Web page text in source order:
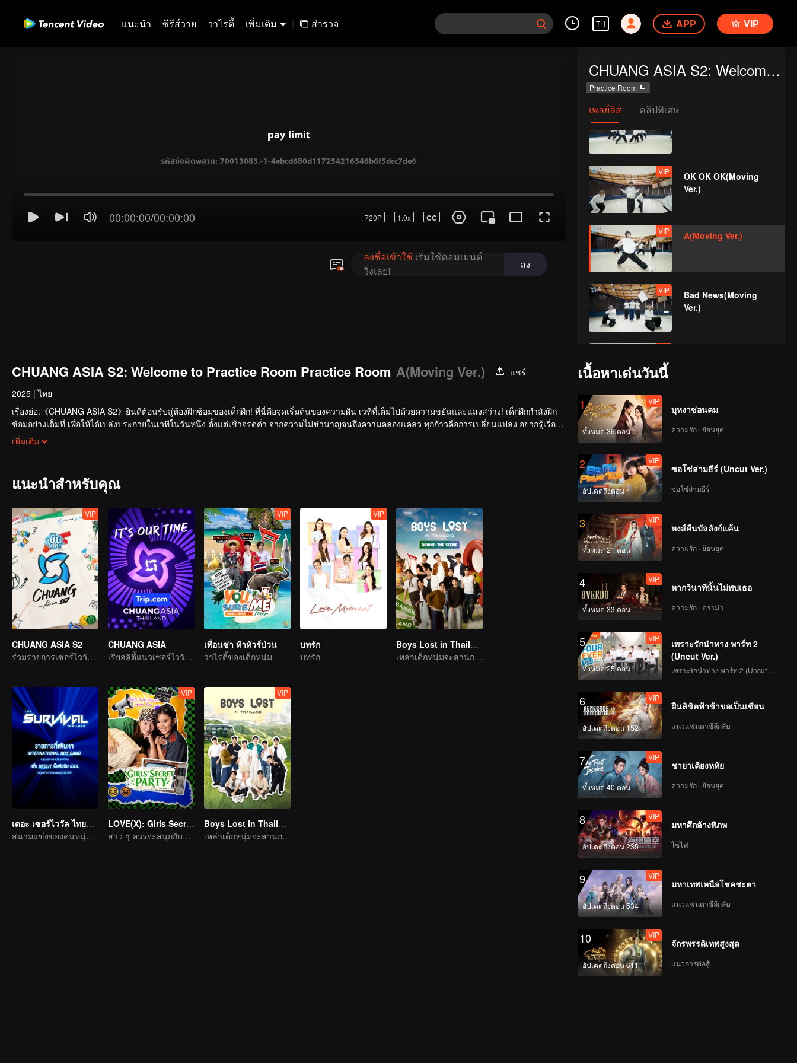
แนะนำ ซีรีส์วาย วาไรตี้ เพิ่มเติม | สำรวจ TH APP VIP
00:00:00/00:00:00 720P 1.0x CC
ลงชื่อเข้าใช้ เริ่มใช้คอมเมนต์
วิ่งเลย!
ส่ง
CHUANG ASIA S2: Welcome to Practice Room
Practice Room
เพลย์ลิส คลิปพิเศษ
VIP
VIP
OK OK OK(Moving
Ver.)
VIP A(Moving Ver.)
VIP
Bad News(Moving
Ver.)
VIP
Attention(Moving
Ver.)
VIP
Still Monster(Moving
Ver.)
VIP
Under The Moon
Road(Moving Ver.)
VIP Super(Moving Ver.)
VIP
True Love(Moving
Ver.)
VIP Firework(Moving Ver.)
VIP Mic Drop(Still Ver.)
VIP Crush(Still Ver.)
VIP
Last Fireworks of the
Summer Night(Still
VIP
When We Disco(Still
Ver.)
CHUANG ASIA S2: Welcome to Practice Room Practice Room A(Moving Ver.)
แชร์
2025 | ไทย
เรื่องย่อ:《CHUANG ASIA S2》ยินดีต้อนรับสู่ห้องฝึกซ้อมของเด็กฝึก! ที่นี่คือจุดเริ่มต้นของความฝัน เวทีที่เต็มไปด้วยความขยันและแสงสว่าง! เด็กฝึกกำลังฝึก
ซ้อมอย่างเต็มที่ เพื่อให้ได้เปล่งประกายในเวทีในวันหนึ่ง ตั้งแต่เช้าจรดค่ำ จากความไม่ชำนาญจนถึงความคล่องแคล่ว ทุกก้าวคือการเปลี่ยนแปลง อยากรู้เรื่อง
ราวในห้องฝึกซ้อมของพวกเขามั้ย?
เพิ่มเติม
แนะนำสำหรับคุณ
VIP
CHUANG ASIA S2
ร่วมรายการเซอร์ไววัลแห่งเอเชีย เลือกไอดอลที่คุณชอบ
CHUANG ASIA
เรียลลิตี้แนวเซอร์ไววัลไอดอลเกิร์ลกรุ๊ป
VIP
เพื่อนซ่า ท้าทัวร์ป่วน
วาไรตี้ของเด็กหนุ่ม
VIP
บทรัก
บทรัก
Boys Lost in Thailand·Behind the Scene
เหล่าเด็กหนุ่มจะสานการเดินทางในฝันให้เป็นจริงได้ไหม
เดอะ เซอร์ไววัล ไทยแลนด์ (Uncut Ver.)
สนามแข่งของคนหนุ่มสาวในการตามหาความฝัน
VIP
LOVE(X): Girls Secret Party
สาว ๆ ควรจะสนุกกับชีวิตให้เต็มที่
VIP
Boys Lost in Thailand
เหล่าเด็กหนุ่มจะสานการเดินทางในฝันให้เป็นจริงได้ไหม
เนื้อหาเด่นวันนี้
1
ทั้งหมด 36 ตอน
VIP
บุหงาซ่อนคม
ความรัก · ย้อนยุค
2
อัปเดตถึงตอน 4
VIP
ซอโซ่ล่ามธีร์ (Uncut Ver.)
ซอโซ่ล่ามธีร์
3
ทั้งหมด 21 ตอน
VIP
หงส์คืนบัลลังก์แค้น
ความรัก · ย้อนยุค
4
ทั้งหมด 33 ตอน
VIP
หากวินาทีนั้นไม่พบเธอ
ความรัก · ดราม่า
5
ทั้งหมด 25 ตอน
VIP
เพราะรักนำทาง พาร์ท 2
(Uncut Ver.)
6
อัปเดตถึงตอน 152
VIP
ฝืนลิขิตฟ้าข้าขอเป็นเซียน
แนวแฟนตาซีลึกลับ
7
ทั้งหมด 40 ตอน
VIP
ชายาเคียงหทัย
ความรัก · ย้อนยุค
8
อัปเดตถึงตอน 235
VIP
มหาศึกล้างพิภพ
ไซไฟ
9
อัปเดตถึงตอน 534
VIP
มหาเทพเหนือโชคชะตา
แนวแฟนตาซีลึกลับ
10
อัปเดตถึงตอน 611
VIP
จักรพรรดิเทพสูงสุด
แนวการต่อสู้